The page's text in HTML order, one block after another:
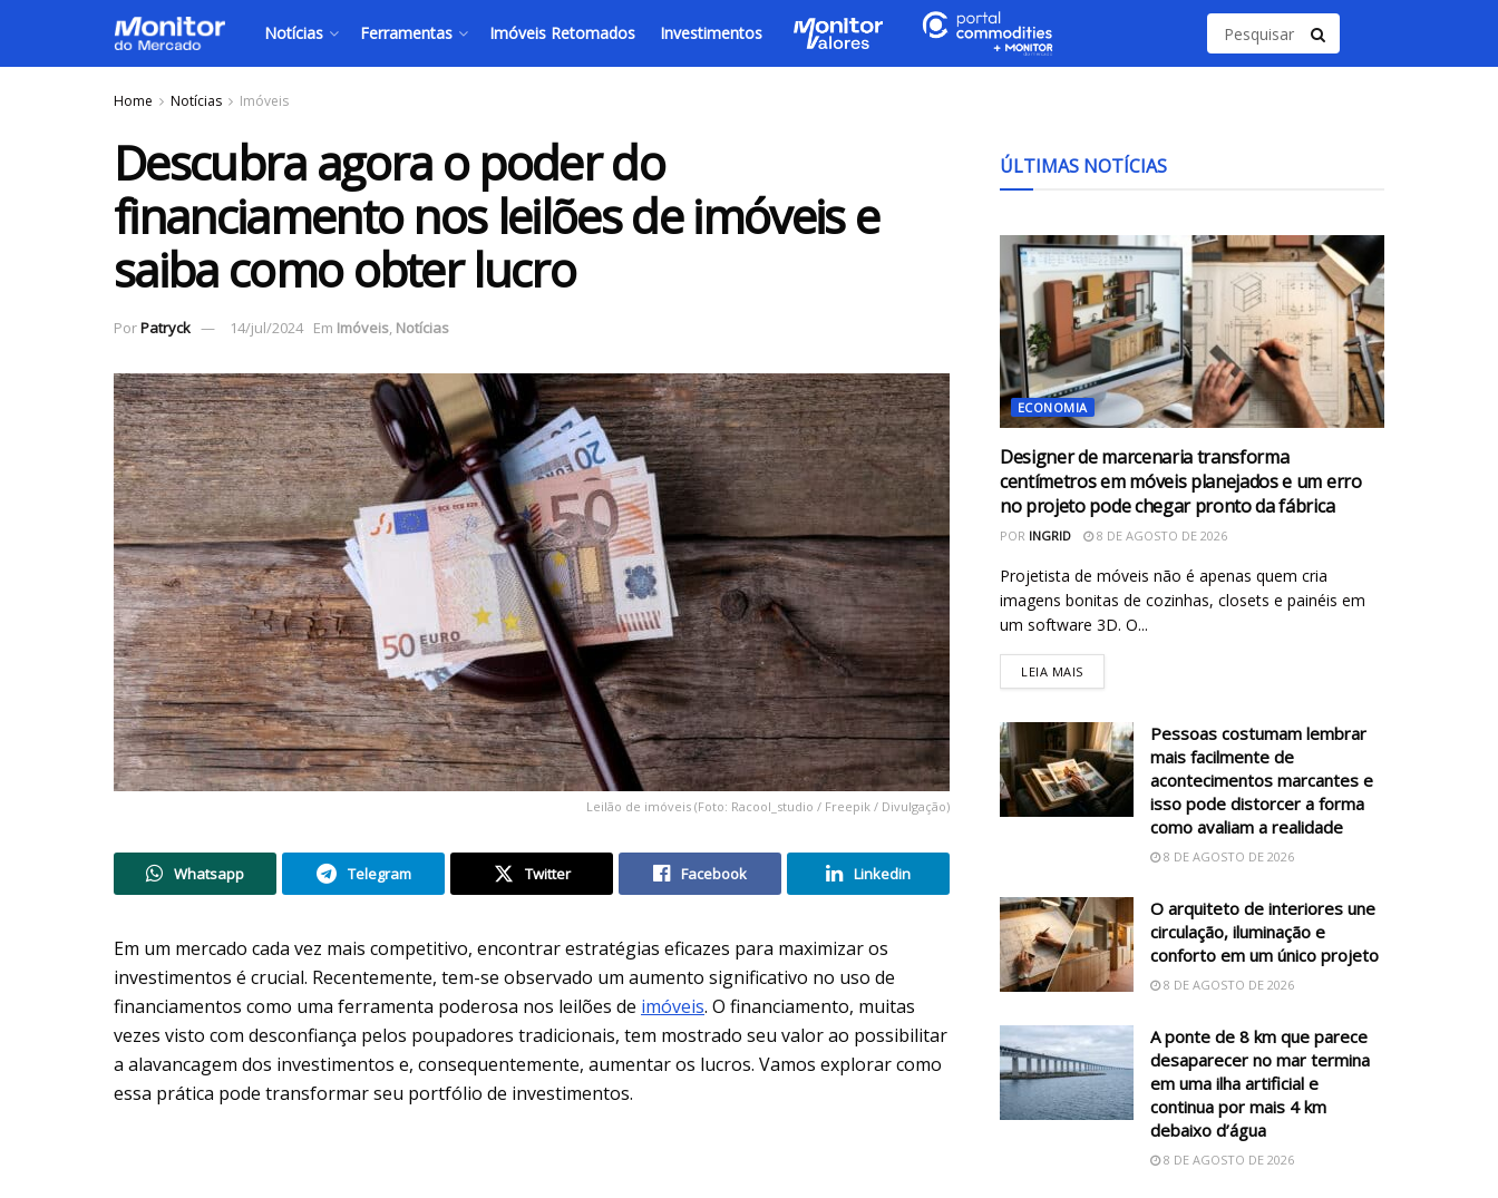
Notícias Ferramentas Imóveis Retomados Investimentos
Home Notícias Imóveis
Descubra agora o poder do
financiamento nos leilões de imóveis e
saiba como obter lucro
PorPatryck 14/jul/2024 Em Imóveis, Notícias
Leilão de imóveis (Foto: Racool_studio / Freepik / Divulgação)
Whatsapp Telegram Twitter Facebook Linkedin
Em um mercado cada vez mais competitivo, encontrar estratégias eficazes para maximizar os
investimentos é crucial. Recentemente, tem-se observado um aumento significativo no uso de
financiamentos como uma ferramenta poderosa nos leilões de imóveis. O financiamento, muitas
vezes visto com desconfiança pelos poupadores tradicionais, tem mostrado seu valor ao possibilitar
a alavancagem dos investimentos e, consequentemente, aumentar os lucros. Vamos explorar como
essa prática pode transformar seu portfólio de investimentos.
ÚLTIMAS NOTÍCIAS
ECONOMIA
Designer de marcenaria transforma
centímetros em móveis planejados e um erro
no projeto pode chegar pronto da fábrica
POR INGRID 8 DE AGOSTO DE 2026
Projetista de móveis não é apenas quem cria
imagens bonitas de cozinhas, closets e painéis em
um software 3D. O...
LEIA MAIS
Pessoas costumam lembrar
mais facilmente de
acontecimentos marcantes e
isso pode distorcer a forma
como avaliam a realidade
8 DE AGOSTO DE 2026
O arquiteto de interiores une
circulação, iluminação e
conforto em um único projeto
8 DE AGOSTO DE 2026
A ponte de 8 km que parece
desaparecer no mar termina
em uma ilha artificial e
continua por mais 4 km
debaixo d’água
8 DE AGOSTO DE 2026